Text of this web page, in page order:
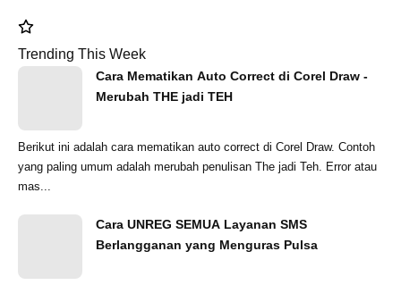
Trending This Week
Cara Mematikan Auto Correct di Corel Draw -
Merubah THE jadi TEH
Berikut ini adalah cara mematikan auto correct di Corel Draw. Contoh
yang paling umum adalah merubah penulisan The jadi Teh. Error atau
mas...
Cara UNREG SEMUA Layanan SMS
Berlangganan yang Menguras Pulsa